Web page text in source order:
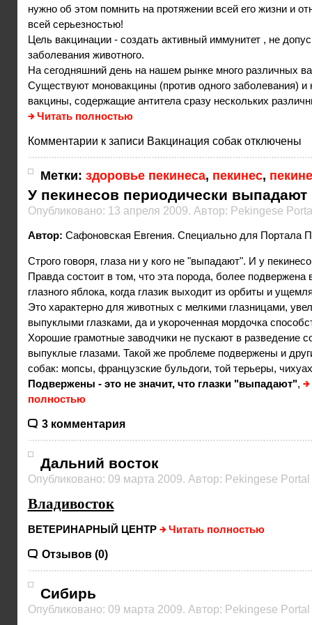
нужно об этом помнить на протяжении всей его жизни и
всей серьезностью!
Цель вакцинации - создать активный иммунитет , не
заболевания животного.
На сегодняшний день на нашем рынке много различных
Существуют моновакцины (против одного заболевания) и
вакцины, содержащие антитела сразу нескольких
Читать полностью
Комментарии к записи Вакцинация собакотключены
Метки: здоровье пекинеса, пекинес,
У пекинесов периодически выпадают
Опубликовано: 13 апреля 2009. Автор: Pekingese
Автор: Сафоновская Евгения. Специально для Портала
Строго говоря, глаза ни у кого не "выпадают". И у
Правда состоит в том, что эта порода, более подвержена
глазного яблока, когда глазик выходит из орбиты и
Это характерно для животных с мелкими глазницами,
выпуклыми глазками, да и укороченная мордочка
Хорошие грамотные заводчики не пускают в разведение
выпуклые глазами. Такой же проблеме подвержены и
собак: мопсы, французские бульдоги, той терьеры,
Подвержены - это не значит, что глазки "выпадают",
полностью
3 комментария
Дальний восток
Опубликовано: 09 марта 2009. Автор: Pekingese Portal
Владивосток
ВЕТЕРИНАРНЫЙ ЦЕНТР Читать полностью
Отзывов (0)
Сибирь
Опубликовано: 09 марта 2009. Автор: Pekingese Portal